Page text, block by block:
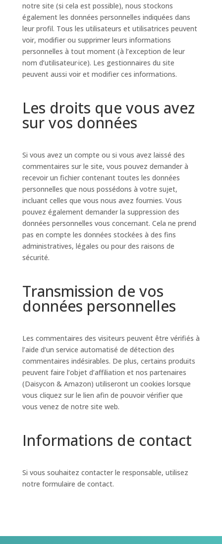
notre site (si cela est possible), nous stockons
également les données personnelles indiquées dans
leur profil. Tous les utilisateurs et utilisatrices peuvent
voir, modifier ou supprimer leurs informations
personnelles à tout moment (à l’exception de leur
nom d’utilisateur·ice). Les gestionnaires du site
peuvent aussi voir et modifier ces informations.
Les droits que vous avez
sur vos données
Si vous avez un compte ou si vous avez laissé des
commentaires sur le site, vous pouvez demander à
recevoir un fichier contenant toutes les données
personnelles que nous possédons à votre sujet,
incluant celles que vous nous avez fournies. Vous
pouvez également demander la suppression des
données personnelles vous concernant. Cela ne prend
pas en compte les données stockées à des fins
administratives, légales ou pour des raisons de
sécurité.
Transmission de vos
données personnelles
Les commentaires des visiteurs peuvent être vérifiés à
l’aide d’un service automatisé de détection des
commentaires indésirables. De plus, certains produits
peuvent faire l’objet d’affiliation et nos partenaires
(Daisycon & Amazon) utiliseront un cookies lorsque
vous cliquez sur le lien afin de pouvoir vérifier que
vous venez de notre site web.
Informations de contact
Si vous souhaitez contacter le responsable, utilisez
notre formulaire de contact.